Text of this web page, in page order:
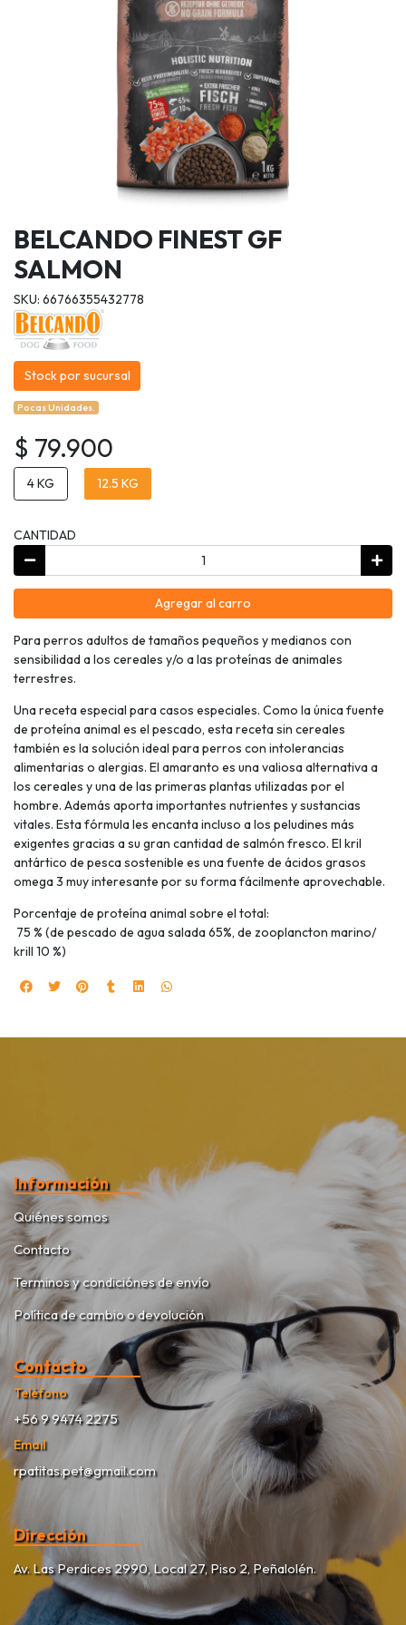
BELCANDO FINEST GF
SALMON
SKU: 66766355432778
Stock por sucursal
Pocas Unidades.
$ 79.900
4 KG 12.5 KG
CANTIDAD
Agregar al carro
Para perros adultos de tamaños pequeños y medianos con
sensibilidad a los cereales y/o a las proteínas de animales
terrestres.
Una receta especial para casos especiales. Como la única fuente
de proteína animal es el pescado, esta receta sin cereales
también es la solución ideal para perros con intolerancias
alimentarias o alergias. El amaranto es una valiosa alternativa a
los cereales y una de las primeras plantas utilizadas por el
hombre. Además aporta importantes nutrientes y sustancias
vitales. Esta fórmula les encanta incluso a los peludines más
exigentes gracias a su gran cantidad de salmón fresco. El kril
antártico de pesca sostenible es una fuente de ácidos grasos
omega 3 muy interesante por su forma fácilmente aprovechable.
Porcentaje de proteína animal sobre el total:
75 % (de pescado de agua salada 65%, de zooplancton marino/
krill 10 %)
Información
Quiénes somos
Contacto
Terminos y condiciónes de envío
Política de cambio o devolución
Contacto
Teléfono
+56 9 9474 2275
Email
rpatitas.pet@gmail.com
Dirección
Av. Las Perdices 2990, Local 27, Piso 2, Peñalolén.